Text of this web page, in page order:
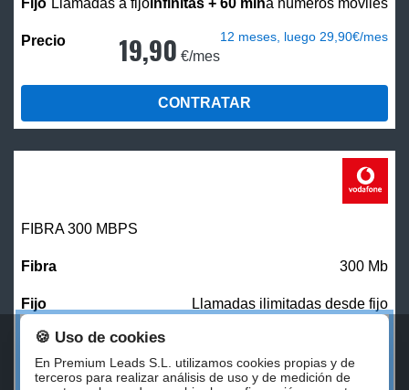
Llamadas a fijoinfinitas + 60 mina números móviles
19,90 €/mes
12 meses, luego 29,90€/mes
CONTRATAR
FIBRA 300 MBPS
300 Mb
Llamadas ilimitadas desde fijo
27,00 €/mes
🍪 Uso de cookies
En Premium Leads S.L. utilizamos cookies propias y de
terceros para realizar análisis de uso y de medición de